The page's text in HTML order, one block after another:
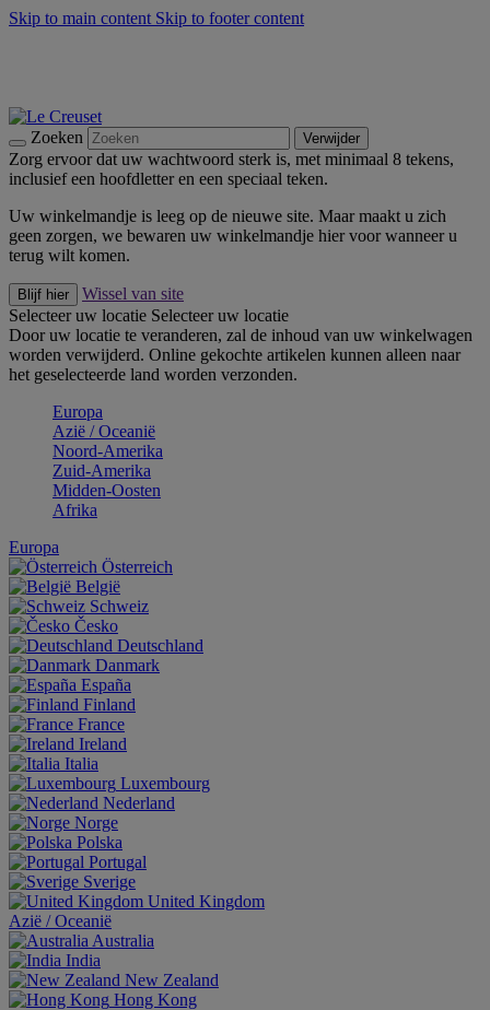
Skip to main content Skip to footer content
Zoeken Verwijder
Zorg ervoor dat uw wachtwoord sterk is, met minimaal 8 tekens,
inclusief een hoofdletter en een speciaal teken.
Uw winkelmandje is leeg op de nieuwe site. Maar maakt u zich
geen zorgen, we bewaren uw winkelmandje hier voor wanneer u
terug wilt komen.
Blijf hier
Wissel van site
Selecteer uw locatie Selecteer uw locatie
Door uw locatie te veranderen, zal de inhoud van uw winkelwagen
worden verwijderd. Online gekochte artikelen kunnen alleen naar
het geselecteerde land worden verzonden.
Europa
Aziё / Oceaniё
Noord-Amerika
Zuid-Amerika
Midden-Oosten
Afrika
Europa
Österreich
België
Schweiz
Česko
Deutschland
Danmark
España
Finland
France
Ireland
Italia
Luxembourg
Nederland
Norge
Polska
Portugal
Sverige
United Kingdom
Aziё / Oceaniё
Australia
India
New Zealand
Hong Kong